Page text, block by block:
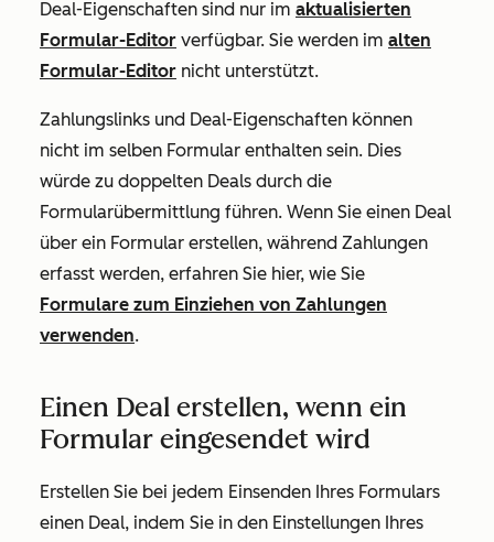
Deal-Eigenschaften sind nur im aktualisierten
Formular-Editor verfügbar. Sie werden im alten
Formular-Editor nicht unterstützt.
Zahlungslinks und Deal-Eigenschaften können
nicht im selben Formular enthalten sein. Dies
würde zu doppelten Deals durch die
Formularübermittlung führen. Wenn Sie einen Deal
über ein Formular erstellen, während Zahlungen
erfasst werden, erfahren Sie hier, wie Sie
Formulare zum Einziehen von Zahlungen
verwenden.
Einen Deal erstellen, wenn ein
Formular eingesendet wird
Erstellen Sie bei jedem Einsenden Ihres Formulars
einen Deal, indem Sie in den Einstellungen Ihres